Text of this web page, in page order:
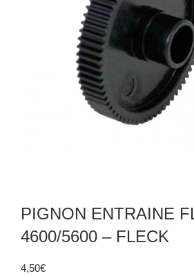
PIGNON ENTRAINE
4600/5600 – FLECK
4,50€